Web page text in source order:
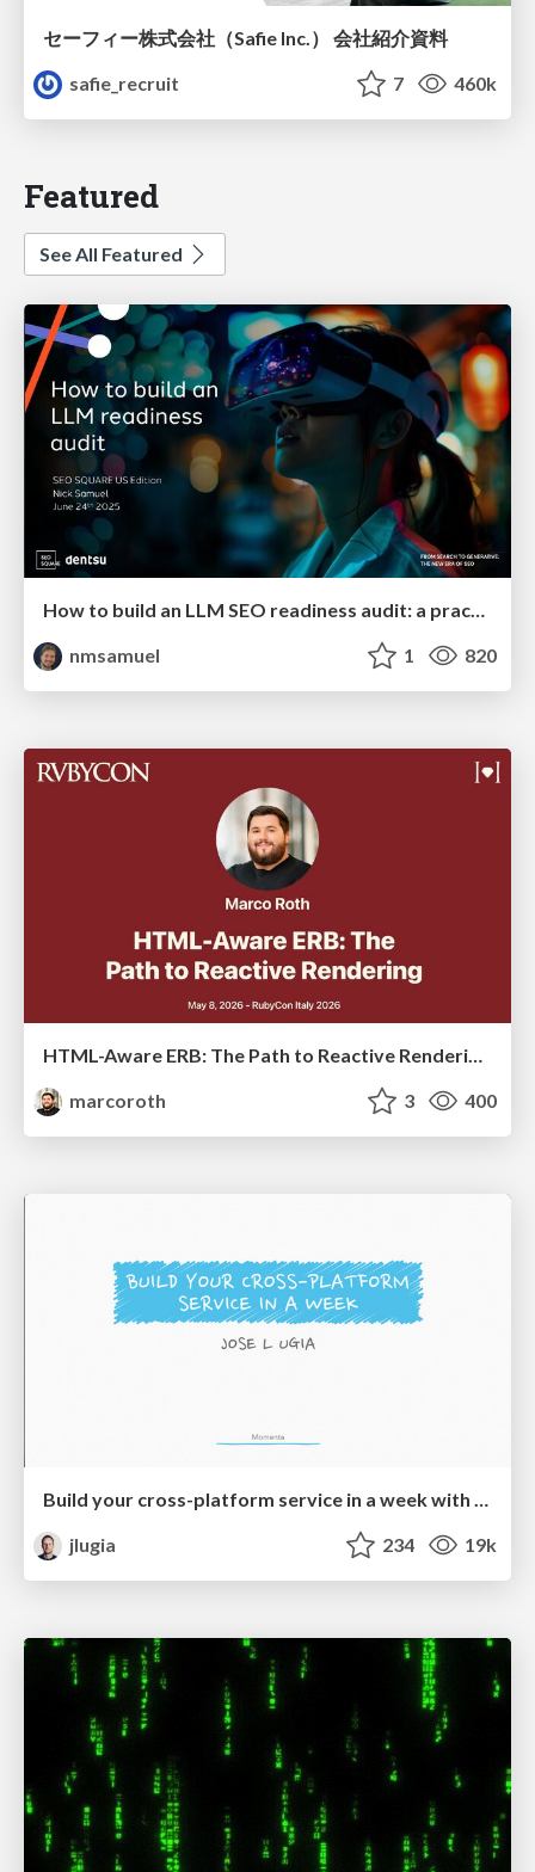
セーフィー株式会社（Safie Inc.） 会社紹介資料
safie_recruit
7 460k
Featured
See All Featured
How to build an LLM SEO readiness audit: a practical framework
nmsamuel
1 820
marcoroth
3 400
Build your cross-platform service in a week with App Engine
jlugia
234 19k